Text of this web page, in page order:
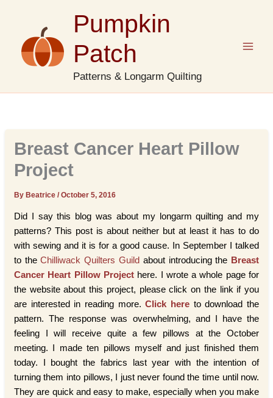
Pumpkin
Patch
Patterns & Longarm Quilting
Breast Cancer Heart Pillow
Project
By Beatrice/October 5, 2016
Did I say this blog was about my longarm quilting and my
patterns? This post is about neither but at least it has to do
with sewing and it is for a good cause. In September I talked
to theChilliwack Quilters Guild about introducing the Breast
Cancer Heart Pillow Projecthere. I wrote a whole page for
the website about this project, please click on the link if you
are interested in reading more.Click here to download the
pattern. The response was overwhelming, and I have the
feeling I will receive quite a few pillows at the October
meeting. I made ten pillows myself and just finished them
today. I bought the fabrics last year with the intention of
turning them into pillows, I just never found the time until now.
They are quick and easy to make, especially when you make